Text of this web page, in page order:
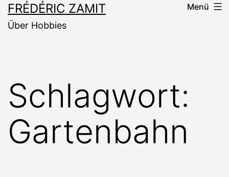
FRÉDÉRIC ZAMIT
Über Hobbies
Menü
Schlagwort:
Gartenbahn